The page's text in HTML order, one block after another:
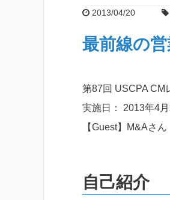
2013/04/20
最前線の
第87回 USCPA CM
実施日： 2013年4月
【Guest】M&Aさん
自己紹介